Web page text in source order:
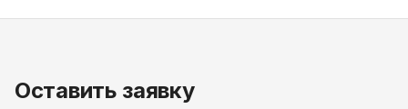
Оставить заявку